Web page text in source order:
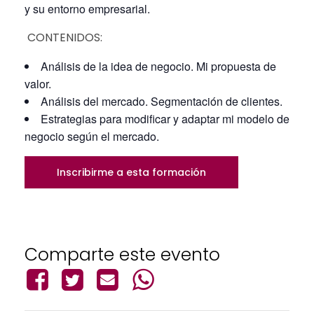
y su entorno empresarial.
CONTENIDOS:
Análisis de la idea de negocio. Mi propuesta de
valor.
Análisis del mercado. Segmentación de clientes.
Estrategias para modificar y adaptar mi modelo de
negocio según el mercado.
Inscribirme a esta formación
Comparte este evento